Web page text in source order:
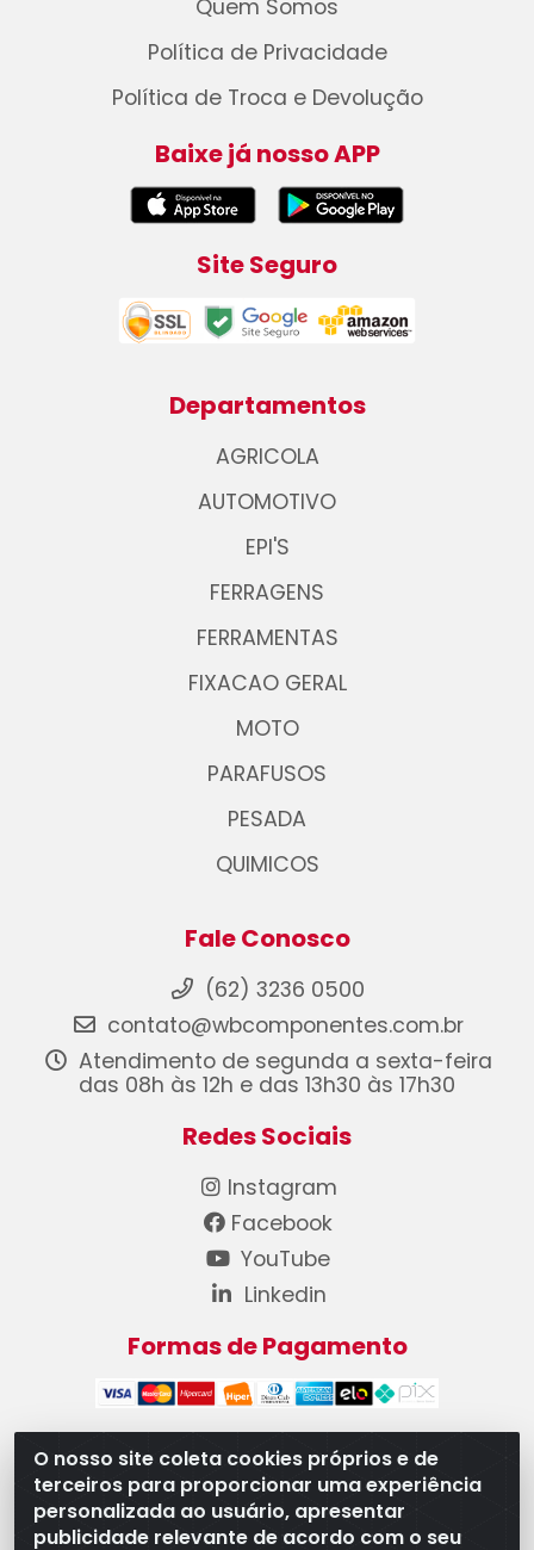
O nosso site coleta cookies próprios e de
terceiros para proporcionar uma experiência
personalizada ao usuário, apresentar
publicidade relevante de acordo com o seu
Quem Somos
Política de Privacidade
Política de Troca e Devolução
Baixe já nosso APP
Site Seguro
Departamentos
AGRICOLA
AUTOMOTIVO
EPI'S
FERRAGENS
FERRAMENTAS
FIXACAO GERAL
MOTO
PARAFUSOS
PESADA
QUIMICOS
Fale Conosco
(62) 3236 0500
contato@wbcomponentes.com.br
Atendimento de segunda a sexta-feira
das 08h às 12h e das 13h30 às 17h30
Redes Sociais
Instagram
Facebook
YouTube
Linkedin
Formas de Pagamento
WB Componentes Automotivos LTDA - CNPJ
08.528.393/0001-12 - Rua do Níquel, 667 - Parque
Oeste Industrial, Goiânia/GO - CEP 74375-660